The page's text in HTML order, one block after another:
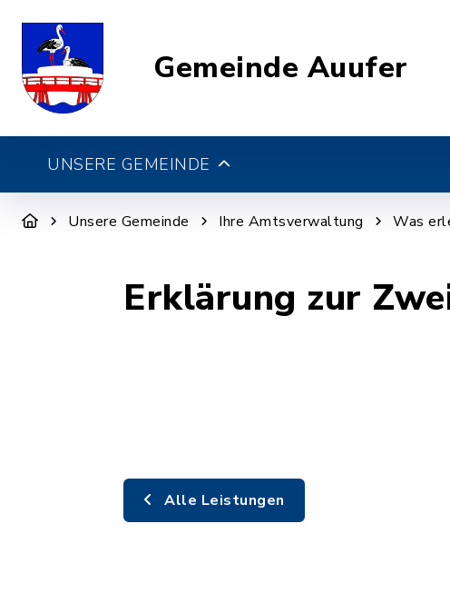
Gemeinde Auufer
UNSERE GEMEINDE
Unsere Gemeinde Ihre Amtsverwaltung Was
Erklärung zur
Alle Leistungen